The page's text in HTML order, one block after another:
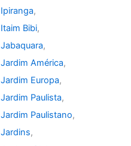
Ipiranga,
Itaim Bibi,
Jabaquara,
Jardim América,
Jardim Europa,
Jardim Paulista,
Jardim Paulistano,
Jardins,